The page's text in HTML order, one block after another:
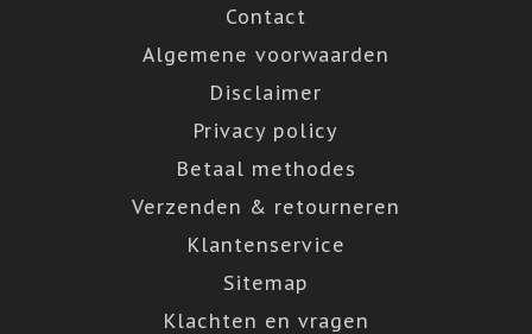
Contact
Algemene voorwaarden
Disclaimer
Privacy policy
Betaal methodes
Verzenden & retourneren
Klantenservice
Sitemap
Klachten en vragen